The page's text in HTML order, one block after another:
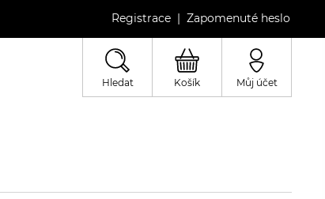
Registrace | Zapomenuté heslo
Hledat Košík Můj účet